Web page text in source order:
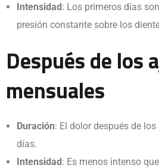
Intensidad: Los primeros días
presión constante sobre los
Después de los
mensuales
Duración: El dolor después de
días.
Intensidad: Es menos intenso